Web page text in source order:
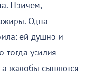
Причем,
Одна
ей душно и
тогда усилия
а жалобы сыплются